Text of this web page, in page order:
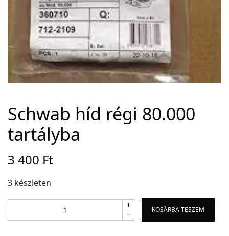
Schwab híd régi 80.000
tartályba
3 400 Ft
3 készleten
KOSÁRBA TESZEM
Garancia érvényesítése
Általános Szerződési Feltételek
Szállítási információk
Copyright © 2021Premium WordPress Themes. All rights reserved.